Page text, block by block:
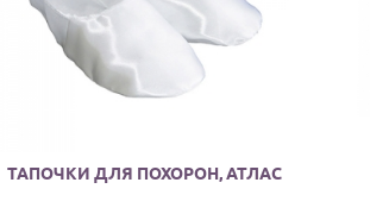
ТАПОЧКИ ДЛЯ ПОХОРОН, АТЛАС